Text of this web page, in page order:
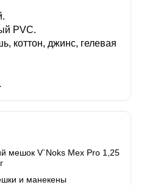
PVC.
коттон, джинс, гелевая
мешок V`Noks Mex Pro 1,25
и манекены